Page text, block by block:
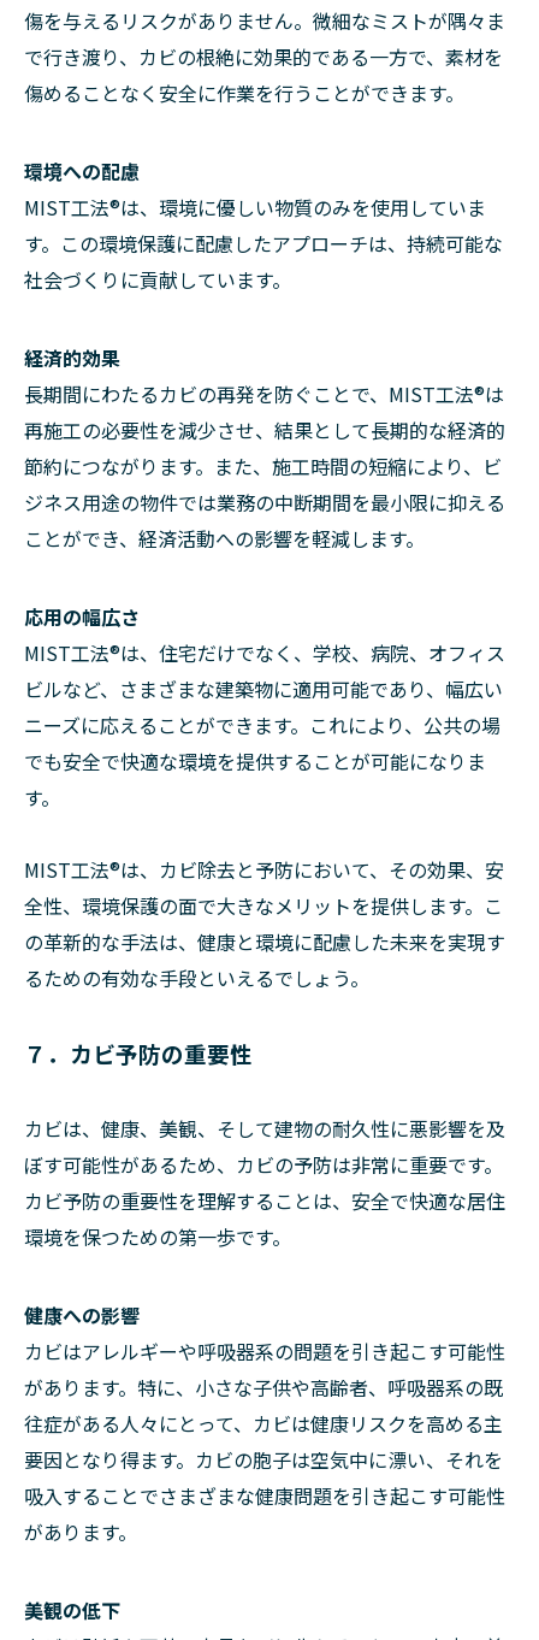
傷を与えるリスクがありません。微細なミストが隅々ま
で行き渡り、カビの根絶に効果的である一方で、素材を
傷めることなく安全に作業を行うことができます。
環境への配慮
MIST工法®は、環境に優しい物質のみを使用していま
す。この環境保護に配慮したアプローチは、持続可能な
社会づくりに貢献しています。
経済的効果
長期間にわたるカビの再発を防ぐことで、MIST工法®は
再施工の必要性を減少させ、結果として長期的な経済的
節約につながります。また、施工時間の短縮により、ビ
ジネス用途の物件では業務の中断期間を最小限に抑える
ことができ、経済活動への影響を軽減します。
応用の幅広さ
MIST工法®は、住宅だけでなく、学校、病院、オフィス
ビルなど、さまざまな建築物に適用可能であり、幅広い
ニーズに応えることができます。これにより、公共の場
でも安全で快適な環境を提供することが可能になりま
す。
MIST工法®は、カビ除去と予防において、その効果、安
全性、環境保護の面で大きなメリットを提供します。こ
の革新的な手法は、健康と環境に配慮した未来を実現す
るための有効な手段といえるでしょう。
７．カビ予防の重要性
カビは、健康、美観、そして建物の耐久性に悪影響を及
ぼす可能性があるため、カビの予防は非常に重要です。
カビ予防の重要性を理解することは、安全で快適な居住
環境を保つための第一歩です。
健康への影響
カビはアレルギーや呼吸器系の問題を引き起こす可能性
があります。特に、小さな子供や高齢者、呼吸器系の既
往症がある人々にとって、カビは健康リスクを高める主
要因となり得ます。カビの胞子は空気中に漂い、それを
吸入することでさまざまな健康問題を引き起こす可能性
があります。
美観の低下